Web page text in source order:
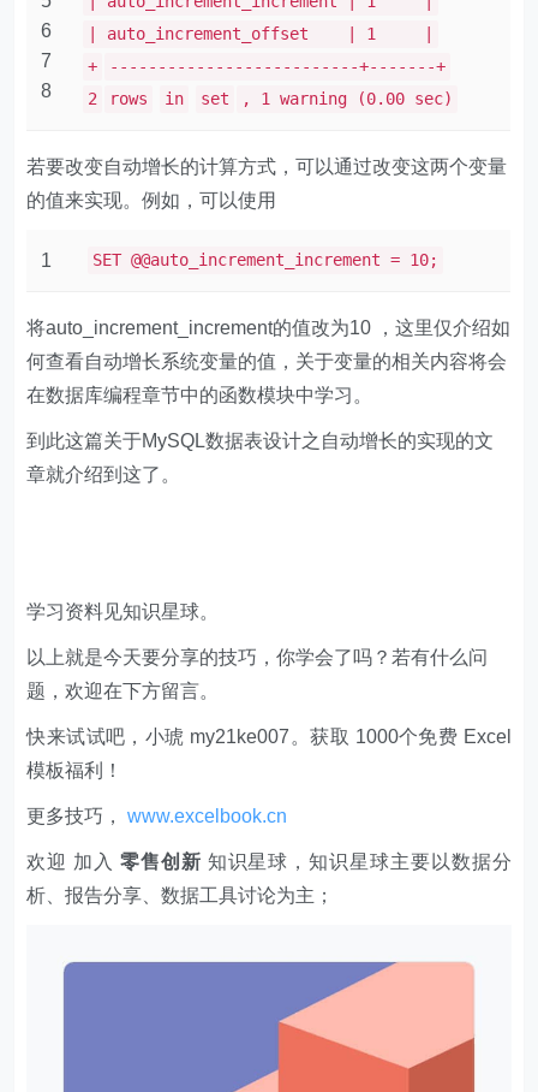
6
7
8
| auto_increment_offset | 1 |
+
--------------------------+-------+
2
rows in set , 1 warning (0.00 sec)
若要改变自动增长的计算方式，可以通过改变这两个变量
的值来实现。例如，可以使用
1 SET @@auto_increment_increment = 10;
将auto_increment_increment的值改为10 ，这里仅介绍如
何查看自动增长系统变量的值，关于变量的相关内容将会
在数据库编程章节中的函数模块中学习。
到此这篇关于MySQL数据表设计之自动增长的实现的文
章就介绍到这了。
学习资料见知识星球。
以上就是今天要分享的技巧，你学会了吗？若有什么问
题，欢迎在下方留言。
快来试试吧，小琥 my21ke007。获取 1000个免费 Excel
模板福利​​​​！
更多技巧，www.excelbook.cn
欢迎 加入 零售创新 知识星球，知识星球主要以数据分
析、报告分享、数据工具讨论为主；